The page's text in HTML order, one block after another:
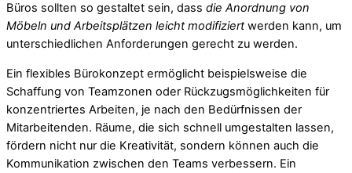
Büros sollten so gestaltet sein, dass die Anordnung von
Möbeln und Arbeitsplätzen leicht modifiziertwerden kann, um
unterschiedlichen Anforderungen gerecht zu werden.
Ein flexibles Bürokonzept ermöglicht beispielsweise die
Schaffung von Teamzonen oder Rückzugsmöglichkeiten für
konzentriertes Arbeiten, je nach den Bedürfnissen der
Mitarbeitenden. Räume, die sich schnell umgestalten lassen,
fördern nicht nur die Kreativität, sondern können auch die
Kommunikation zwischen den Teams verbessern. Ein